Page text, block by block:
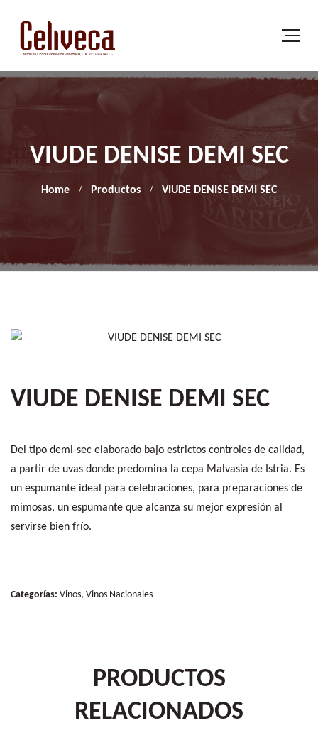
VIUDE DENISE DEMI SEC
Home Productos VIUDE DENISE DEMI SEC
VIUDE DENISE DEMI SEC
Del tipo demi-sec elaborado bajo estrictos controles de calidad,
a partir de uvas donde predomina la cepa Malvasia de Istria. Es
un espumante ideal para celebraciones, para preparaciones de
mimosas, un espumante que alcanza su mejor expresión al
servirse bien frío.
Categorías: Vinos, Vinos Nacionales
PRODUCTOS
RELACIONADOS